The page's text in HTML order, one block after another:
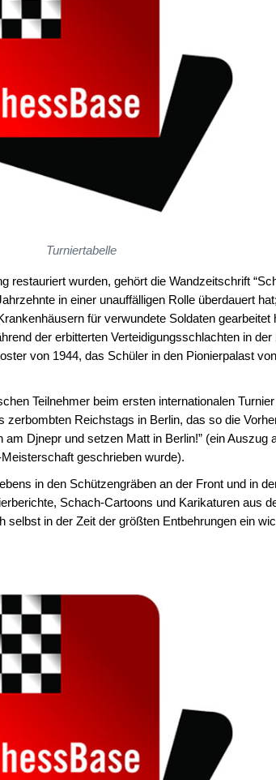
Turniertabelle
restauriert wurden, gehört die Wandzeitschrift
in einer unauffälligen Rolle überdauert
für verwundete Soldaten gearbeitet
der erbitterten Verteidigungsschlachten in der
von 1944, das Schüler in den Pionierpalast
Teilnehmer beim ersten internationalen
zerbombten Reichstags in Berlin, das so die
Djnepr und setzen Matt in Berlin!” (ein Auszug
geschrieben wurde).
in den Schützengräben an der Front und in
Schach-Cartoons und Karikaturen aus
in der Zeit der größten Entbehrungen ein